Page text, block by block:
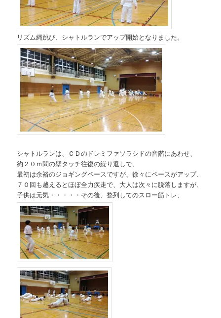
リズム縄跳び、シャトルランでアップ開始となりました。
シャトルランは、ＣＤのドレミファソラシドの音階にあわせ、
約２０ｍ間の壁タッチ往復の繰り返しで、
最初は余裕のジョギングペースですが、徐々にペースがアップ、
７０回も越えるとほぼ全力疾走で、大人は次々に脱落しますが、
子供は元気・・・・・その後、整列してのスロー筋トレ、